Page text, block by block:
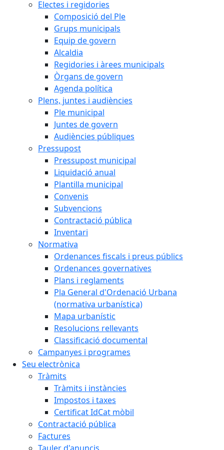
Electes i regidories
Composició del Ple
Grups municipals
Equip de govern
Alcaldia
Regidories i àrees municipals
Òrgans de govern
Agenda política
Plens, juntes i audiències
Ple municipal
Juntes de govern
Audiències públiques
Pressupost
Pressupost municipal
Liquidació anual
Plantilla municipal
Convenis
Subvencions
Contractació pública
Inventari
Normativa
Ordenances fiscals i preus públics
Ordenances governatives
Plans i reglaments
Pla General d'Ordenació Urbana
(normativa urbanística)
Mapa urbanístic
Resolucions rellevants
Classificació documental
Campanyes i programes
Seu electrònica
Tràmits
Tràmits i instàncies
Impostos i taxes
Certificat IdCat mòbil
Contractació pública
Factures